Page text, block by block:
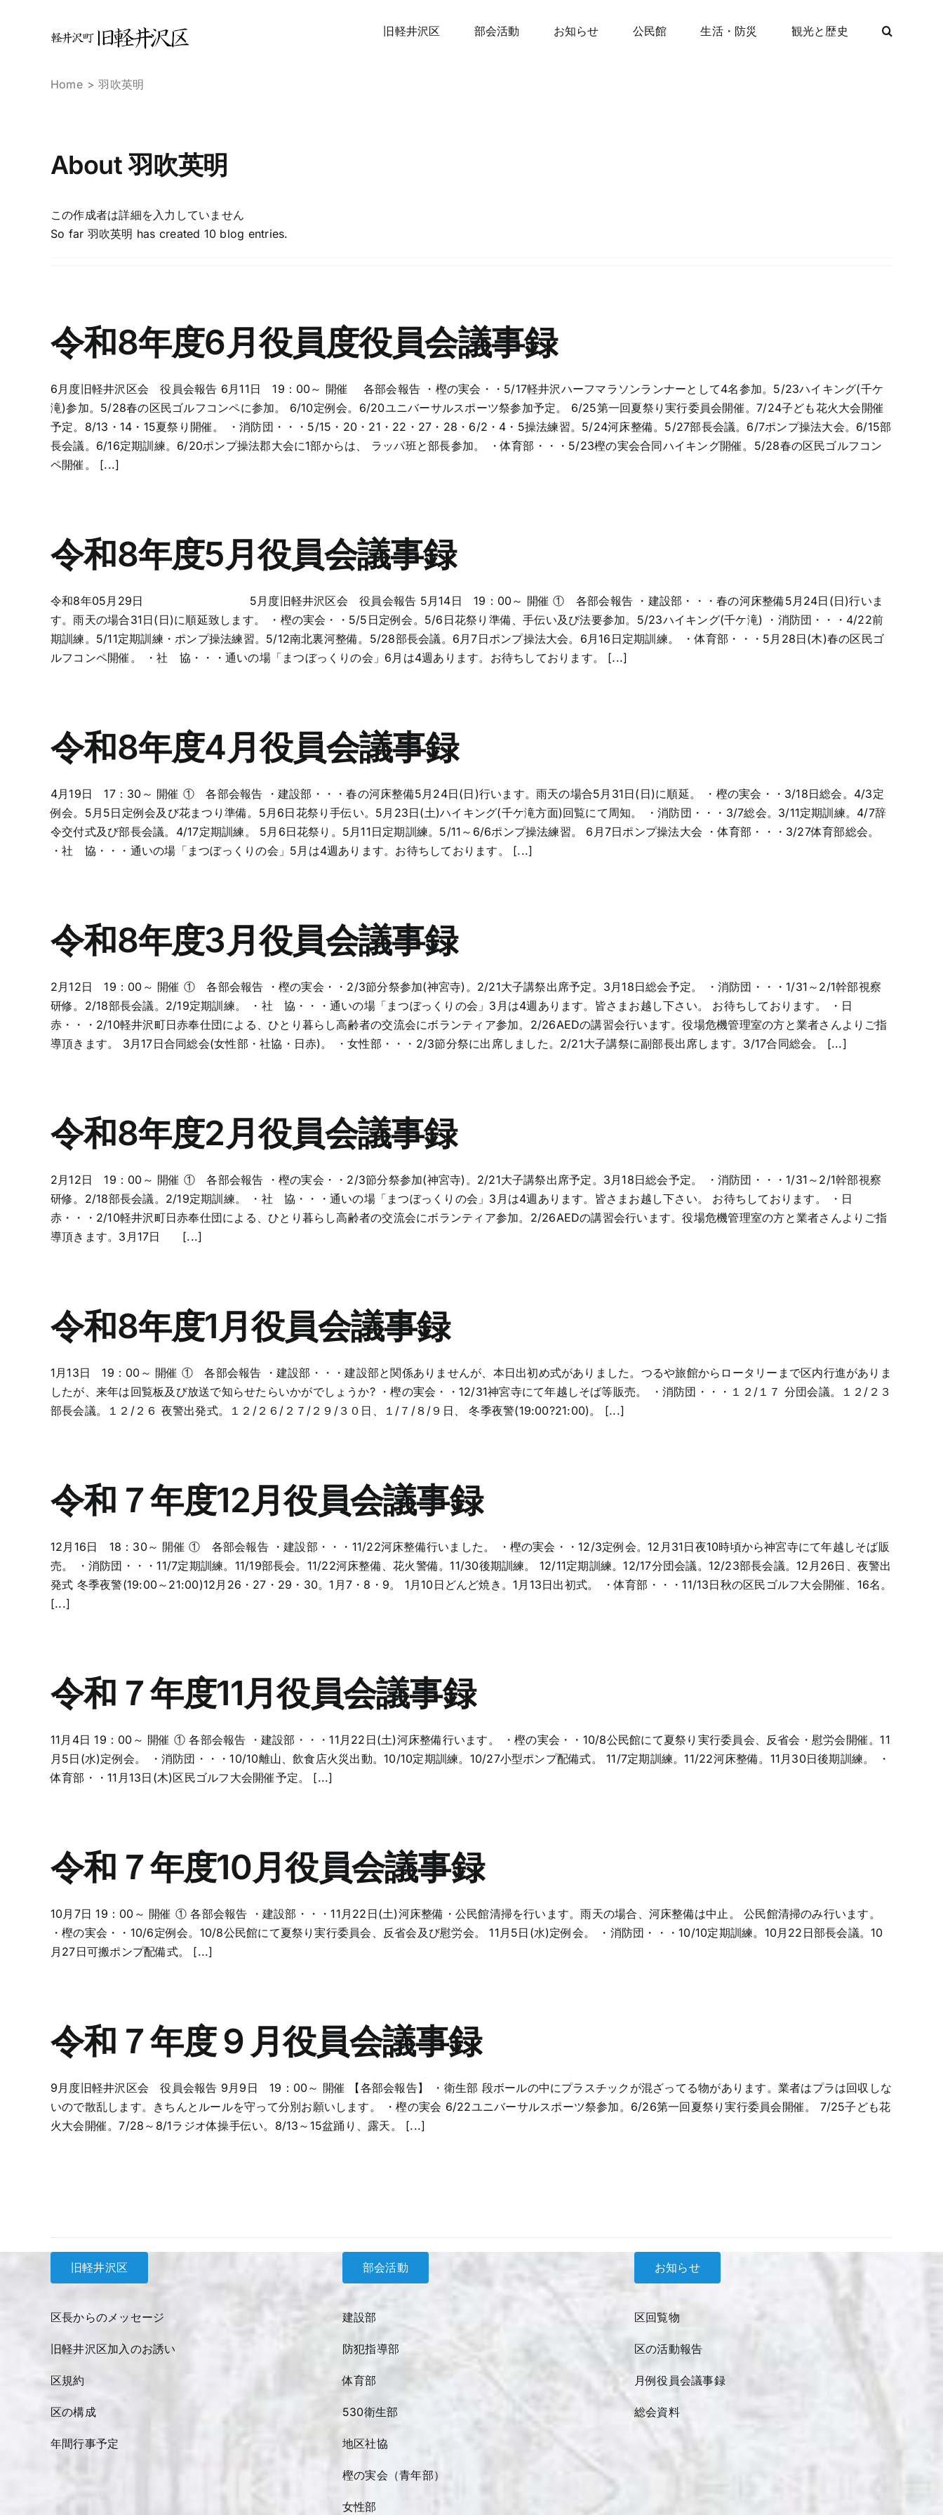
旧軽井沢区 部会活動 お知らせ 公民館 生活・防災 観光と歴史
Home 羽吹英明
About羽吹英明
この作成者は詳細を入力していません
So far 羽吹英明 has created 10 blog entries.
令和8年度6月役員度役員会議事録
6月度旧軽井沢区会 役員会報告 6月11日 19：00～ 開催 各部会報告 ・樫の実会・・5/17軽井沢ハーフマラソンランナーとして4名参加。5/23ハイキング(千ケ
滝)参加。5/28春の区民ゴルフコンペに参加。 6/10定例会。6/20ユニバーサルスポーツ祭参加予定。 6/25第一回夏祭り実行委員会開催。7/24子ども花火大会開催
予定。8/13・14・15夏祭り開催。 ・消防団・・・5/15・20・21・22・27・28・6/2・4・5操法練習。5/24河床整備。5/27部長会議。6/7ポンプ操法大会。6/15部
長会議。6/16定期訓練。6/20ポンプ操法郡大会に1部からは、 ラッパ班と部長参加。 ・体育部・・・5/23樫の実会合同ハイキング開催。5/28春の区民ゴルフコン
ペ開催。 [...]
令和8年度5月役員会議事録
令和8年05月29日 5月度旧軽井沢区会 役員会報告 5月14日 19：00～ 開催 ① 各部会報告 ・建設部・・・春の河床整備5月24日(日)行いま
す。雨天の場合31日(日)に順延致します。 ・樫の実会・・5/5日定例会。5/6日花祭り準備、手伝い及び法要参加。5/23ハイキング(千ケ滝) ・消防団・・・4/22前
期訓練。5/11定期訓練・ポンプ操法練習。5/12南北裏河整備。5/28部長会議。6月7日ポンプ操法大会。6月16日定期訓練。 ・体育部・・・5月28日(木)春の区民ゴ
ルフコンペ開催。 ・社 協・・・通いの場「まつぼっくりの会」6月は4週あります。お待ちしております。 [...]
令和8年度4月役員会議事録
4月19日 17：30～ 開催 ① 各部会報告 ・建設部・・・春の河床整備5月24日(日)行います。雨天の場合5月31日(日)に順延。 ・樫の実会・・3/18日総会。4/3定
例会。5月5日定例会及び花まつり準備。5月6日花祭り手伝い。5月23日(土)ハイキング(千ケ滝方面)回覧にて周知。 ・消防団・・・3/7総会。3/11定期訓練。4/7辞
令交付式及び部長会議。4/17定期訓練。 5月6日花祭り。5月11日定期訓練。5/11～6/6ポンプ操法練習。 6月7日ポンプ操法大会 ・体育部・・・3/27体育部総会。
・社 協・・・通いの場「まつぼっくりの会」5月は4週あります。お待ちしております。 [...]
令和8年度3月役員会議事録
2月12日 19：00～ 開催 ① 各部会報告 ・樫の実会・・2/3節分祭参加(神宮寺)。2/21大子講祭出席予定。3月18日総会予定。 ・消防団・・・1/31～2/1幹部視察
研修。2/18部長会議。2/19定期訓練。 ・社 協・・・通いの場「まつぼっくりの会」3月は4週あります。皆さまお越し下さい。 お待ちしております。 ・日
赤・・・2/10軽井沢町日赤奉仕団による、ひとり暮らし高齢者の交流会にボランティア参加。2/26AEDの講習会行います。役場危機管理室の方と業者さんよりご指
導頂きます。 3月17日合同総会(女性部・社協・日赤)。 ・女性部・・・2/3節分祭に出席しました。2/21大子講祭に副部長出席します。3/17合同総会。 [...]
令和8年度2月役員会議事録
2月12日 19：00～ 開催 ① 各部会報告 ・樫の実会・・2/3節分祭参加(神宮寺)。2/21大子講祭出席予定。3月18日総会予定。 ・消防団・・・1/31～2/1幹部視察
研修。2/18部長会議。2/19定期訓練。 ・社 協・・・通いの場「まつぼっくりの会」3月は4週あります。皆さまお越し下さい。 お待ちしております。 ・日
赤・・・2/10軽井沢町日赤奉仕団による、ひとり暮らし高齢者の交流会にボランティア参加。2/26AEDの講習会行います。役場危機管理室の方と業者さんよりご指
導頂きます。3月17日 [...]
令和8年度1月役員会議事録
1月13日 19：00～ 開催 ① 各部会報告 ・建設部・・・建設部と関係ありませんが、本日出初め式がありました。つるや旅館からロータリーまで区内行進がありま
したが、来年は回覧板及び放送で知らせたらいかがでしょうか? ・樫の実会・・12/31神宮寺にて年越しそば等販売。 ・消防団・・・１２/１７ 分団会議。１２/２３
部長会議。１２/２６ 夜警出発式。１２/２６/２７/２９/３０日、１/７/８/９日、 冬季夜警(19:00?21:00)。 [...]
令和７年度12月役員会議事録
12月16日 18：30～ 開催 ① 各部会報告 ・建設部・・・11/22河床整備行いました。 ・樫の実会・・12/3定例会。12月31日夜10時頃から神宮寺にて年越しそば販
売。 ・消防団・・・11/7定期訓練。11/19部長会。11/22河床整備、花火警備。11/30後期訓練。 12/11定期訓練。12/17分団会議。12/23部長会議。12月26日、夜警出
発式 冬季夜警(19:00～21:00)12月26・27・29・30。1月7・8・9。 1月10日どんど焼き。1月13日出初式。 ・体育部・・・11/13日秋の区民ゴルフ大会開催、16名。
[...]
令和７年度11月役員会議事録
11月4日 19：00～ 開催 ① 各部会報告 ・建設部・・・11月22日(土)河床整備行います。 ・樫の実会・・10/8公民館にて夏祭り実行委員会、反省会・慰労会開催。11
月5日(水)定例会。 ・消防団・・・10/10離山、飲食店火災出動。10/10定期訓練。10/27小型ポンプ配備式。 11/7定期訓練。11/22河床整備。11月30日後期訓練。 ・
体育部・・11月13日(木)区民ゴルフ大会開催予定。 [...]
令和７年度10月役員会議事録
10月7日 19：00～ 開催 ① 各部会報告 ・建設部・・・11月22日(土)河床整備・公民館清掃を行います。雨天の場合、河床整備は中止。 公民館清掃のみ行います。
・樫の実会・・10/6定例会。10/8公民館にて夏祭り実行委員会、反省会及び慰労会。 11月5日(水)定例会。 ・消防団・・・10/10定期訓練。10月22日部長会議。10
月27日可搬ポンプ配備式。 [...]
令和７年度９月役員会議事録
9月度旧軽井沢区会 役員会報告 9月9日 19：00～ 開催 【各部会報告】 ・衛生部 段ボールの中にプラスチックが混ざってる物があります。業者はプラは回収しな
いので散乱します。きちんとルールを守って分別お願いします。 ・樫の実会 6/22ユニバーサルスポーツ祭参加。6/26第一回夏祭り実行委員会開催。 7/25子ども花
火大会開催。7/28～8/1ラジオ体操手伝い。8/13～15盆踊り、露天。 [...]
旧軽井沢区
区長からのメッセージ
旧軽井沢区加入のお誘い
区規約
区の構成
年間行事予定
部会活動
建設部
防犯指導部
体育部
530衛生部
地区社協
樫の実会（青年部）
女性部
お知らせ
区回覧物
区の活動報告
月例役員会議事録
総会資料